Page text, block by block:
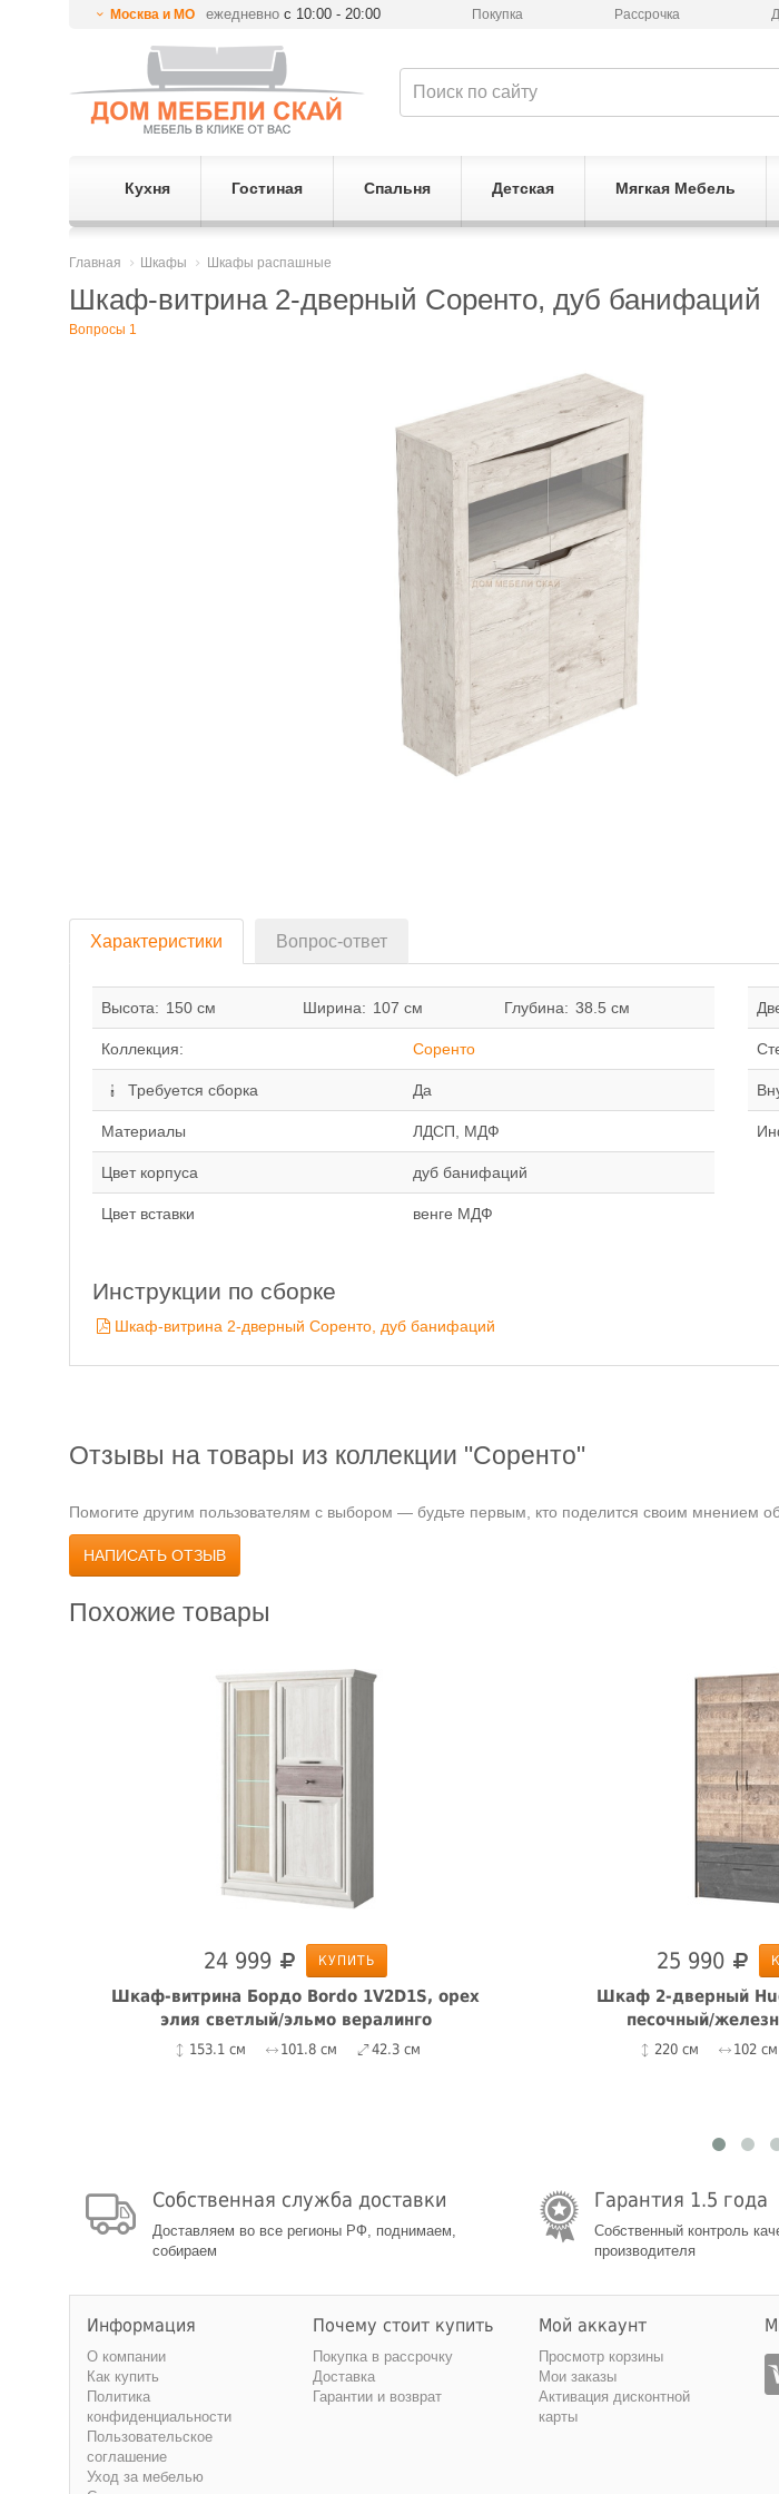
Москва и МО ежедневнос 10:00 - 20:00 Покупка Рассрочка
Кухня Гостиная Спальня Детская Мягкая Мебель
Главная Шкафы Шкафы распашные
Шкаф-витрина 2-дверный Соренто, дуб банифаций
Вопросы 1
Характеристики Вопрос-ответ
Высота: 150 см Ширина: 107 см Глубина: 38.5 см
Коллекция: Соренто
Требуется сборка Да
Материалы ЛДСП, МДФ
Цвет корпуса дуб банифаций
Цвет вставки венге МДФ
Инструкции по сборке
Шкаф-витрина 2-дверный Соренто, дуб банифаций
Отзывы на товары из коллекции "Соренто"
Помогите другим пользователям с выбором — будьте первым, кто поделится своим мнением об
НАПИСАТЬ ОТЗЫВ
Похожие товары
24 999 КУПИТЬ
Шкаф-витрина Бордо Bordo 1V2D1S, орех
элия светлый/эльмо вералинго
153.1 см 101.8 см 42.3 см
25 990
Шкаф 2-дверный
песочный/
220 см 102 см
Собственная служба доставки
Доставляем во все регионы РФ, поднимаем,
собираем
Гарантия 1.5 года
Собственный контроль
производителя
Информация
О компании
Как купить
Политика
конфиденциальности
Пользовательское
соглашение
Уход за мебелью
Почему стоит купить
Покупка в рассрочку
Доставка
Гарантии и возврат
Мой аккаунт
Просмотр корзины
Мои заказы
Активация дисконтной
карты